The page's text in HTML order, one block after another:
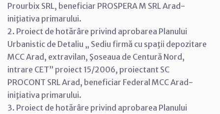
Prourbix SRL, beneficiar PROSPERA M SRL Arad-
iniţiativa primarului.
2. Proiect de hotărâre privind aprobarea Planului
Urbanistic de Detaliu „ Sediu firmă cu spaţii depozitare
MCC Arad, extravilan, Şoseaua de Centură Nord,
intrare CET” proiect 15/2006, proiectant SC
PROCONT SRL Arad, beneficiar Federal MCC Arad-
iniţiativa primarului.
3. Proiect de hotărâre privind aprobarea Planului